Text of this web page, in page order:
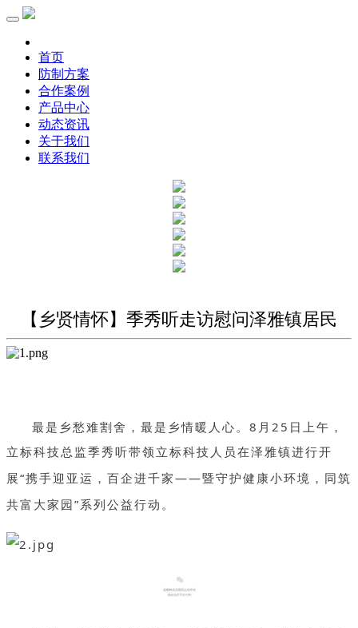
首页
防制方案
合作案例
产品中心
动态资讯
关于我们
联系我们
【乡贤情怀】季秀听走访慰问泽雅镇居民
最是乡愁难割舍，最是乡情暖人心。8月25日上午，
立标科技总监季秀听带领立标科技人员在泽雅镇进行开
展“携手迎亚运，百企进千家——暨守护健康小环境，同筑
共富大家 园”系列公益行动。